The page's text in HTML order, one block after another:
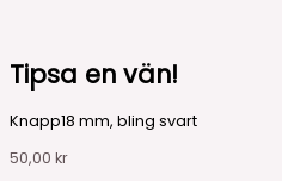
Tipsa en vän!
Knapp18 mm, bling svart
50,00 kr